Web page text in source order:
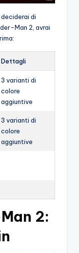
di
Man 2, avrai
Dettagli
3 varianti di
colore
aggiuntive
3 varianti di
colore
aggiuntive
2: